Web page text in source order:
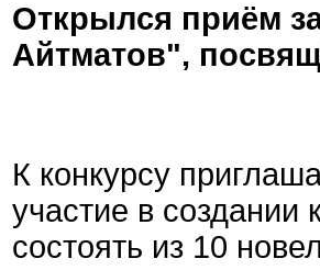
Открылся приём
Айтматов",
К конкурсу
участие в
состоять из 10